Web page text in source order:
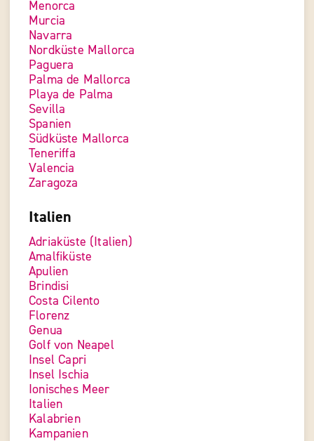
Menorca
Murcia
Navarra
Nordküste Mallorca
Paguera
Palma de Mallorca
Playa de Palma
Sevilla
Spanien
Südküste Mallorca
Teneriffa
Valencia
Zaragoza
Italien
Adriaküste (Italien)
Amalfiküste
Apulien
Brindisi
Costa Cilento
Florenz
Genua
Golf von Neapel
Insel Capri
Insel Ischia
Ionisches Meer
Italien
Kalabrien
Kampanien